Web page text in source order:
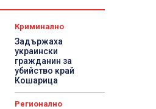
Криминално
Задържаха
украински
гражданин за
убийство край
Кошарица
Регионално